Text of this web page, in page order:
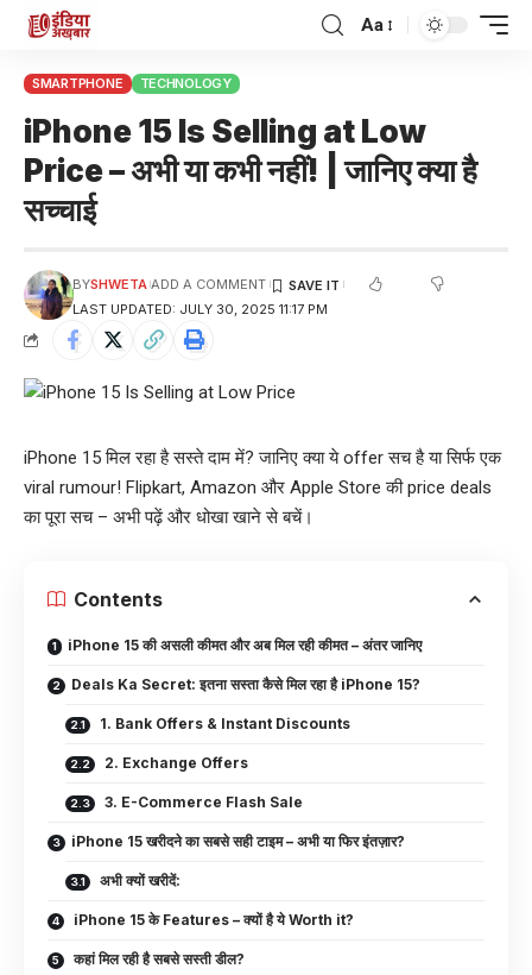
Aa
SMARTPHONE TECHNOLOGY
iPhone 15 Is Selling at Low
Price – अभी या कभी नहीं! | जानिए क्या है
सच्चाई
LAST UPDATED: JULY 30, 2025 11:17 PM
BYSHWETA ADD A COMMENT
iPhone 15 मिल रहा है सस्ते दाम में? जानिए क्या ये offer सच है या सिर्फ एक
viral rumour! Flipkart, Amazon और Apple Store की price deals
का पूरा सच – अभी पढ़ें और धोखा खाने से बचें।
Contents
iPhone 15 की असली कीमत और अब मिल रही कीमत – अंतर जानिए
Deals Ka Secret: इतना सस्ता कैसे मिल रहा है iPhone 15?
1. Bank Offers & Instant Discounts
2. Exchange Offers
3. E-Commerce Flash Sale
iPhone 15 खरीदने का सबसे सही टाइम – अभी या फिर इंतज़ार?
अभी क्यों खरीदें:
iPhone 15 के Features – क्यों है ये Worth it?
कहां मिल रही है सबसे सस्ती डील?